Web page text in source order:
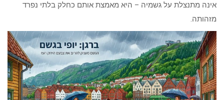
אינה מתנצלת על גשמיה – היא מאמצת אותם כחלק בלתי נפרד
מזהותה.